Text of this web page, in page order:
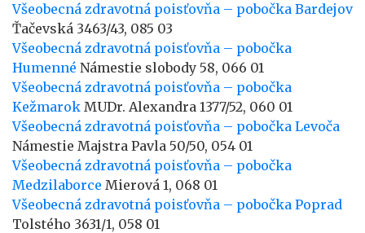
Všeobecná zdravotná poisťovňa – pobočka Bardejov
Ťačevská 3463/43, 085 03
Všeobecná zdravotná poisťovňa – pobočka
Humenné Námestie slobody 58, 066 01
Všeobecná zdravotná poisťovňa – pobočka
Kežmarok MUDr. Alexandra 1377/52, 060 01
Všeobecná zdravotná poisťovňa – pobočka Levoča
Námestie Majstra Pavla 50/50, 054 01
Všeobecná zdravotná poisťovňa – pobočka
Medzilaborce Mierová 1, 068 01
Všeobecná zdravotná poisťovňa – pobočka Poprad
Tolstého 3631/1, 058 01